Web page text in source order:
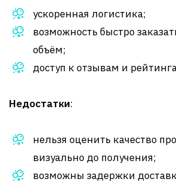
ускоренная логистика;
возможность быстро
объём;
доступ к отзывам и
Недостатки:
нельзя оценить качество
визуально до получения;
возможны задержки